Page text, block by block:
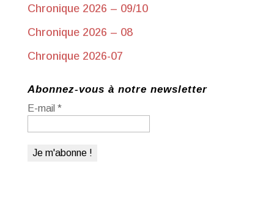
Chronique 2026 – 09/10
Chronique 2026 – 08
Chronique 2026-07
Abonnez-vous à notre newsletter
E-mail *